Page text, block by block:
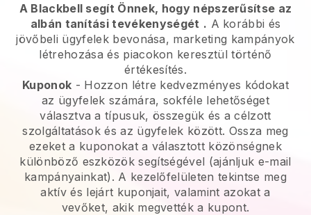
A Blackbell segít Önnek, hogy népszerűsítse az
albán tanítási tevékenységét . A korábbi és
jövőbeli ügyfelek bevonása, marketing kampányok
létrehozása és piacokon keresztül történő
értékesítés.
Kuponok - Hozzon létre kedvezményes kódokat
az ügyfelek számára, sokféle lehetőséget
választva a típusuk, összegük és a célzott
szolgáltatások és az ügyfelek között. Ossza meg
ezeket a kuponokat a választott közönségnek
különböző eszközök segítségével (ajánljuk e-mail
kampányainkat). A kezelőfelületen tekintse meg
aktív és lejárt kuponjait, valamint azokat a
vevőket, akik megvették a kupont.